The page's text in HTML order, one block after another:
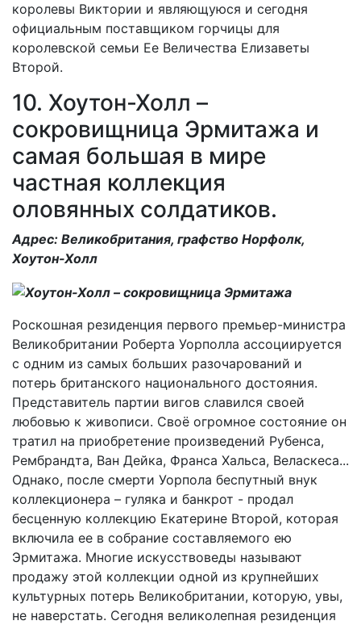
королевы Виктории и являющуюся и сегодня
официальным поставщиком горчицы для
королевской семьи Ее Величества Елизаветы
Второй.
10. Хоутон-Холл –
сокровищница Эрмитажа и
самая большая в мире
частная коллекция
оловянных солдатиков.
Адрес: Великобритания, графство Норфолк,
Хоутон-Холл
Роскошная резиденция первого премьер-министра
Великобритании Роберта Уорполла ассоциируется
с одним из самых больших разочарований и
потерь британского национального достояния.
Представитель партии вигов славился своей
любовью к живописи. Своё огромное состояние он
тратил на приобретение произведений Рубенса,
Рембрандта, Ван Дейка, Франса Хальса, Веласкеса...
Однако, после смерти Уорпола беспутный внук
коллекционера – гуляка и банкрот - продал
бесценную коллекцию Екатерине Второй, которая
включила ее в собрание составляемого ею
Эрмитажа. Многие искусствоведы называют
продажу этой коллекции одной из крупнейших
культурных потерь Великобритании, которую, увы,
не наверстать. Сегодня великолепная резиденция